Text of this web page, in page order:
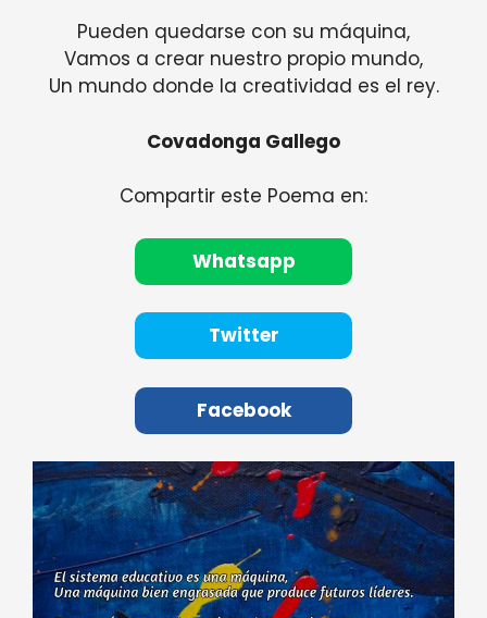
Pueden quedarse con su máquina,
Vamos a crear nuestro propio mundo,
Un mundo donde la creatividad es el rey.
Covadonga Gallego
Compartir este Poema en:
Whatsapp
Twitter
Facebook